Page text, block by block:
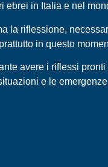
ebrei in Italia e nel
la riflessione,
in questo
avere i riflessi
e le